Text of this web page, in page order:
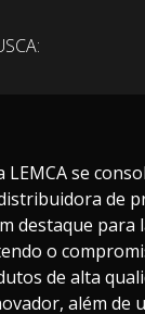
LEMCA se
de
destaque para
o
de alta
além de